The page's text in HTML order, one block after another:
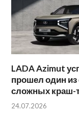
LADA Azimut
прошел один
сложных краш-
24.07.2026